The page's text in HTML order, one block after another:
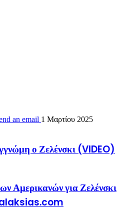
an email 1 Μαρτίου 2025
ο Ζελένσκι (VIDEO)
Αμερικανών για Ζελένσκι